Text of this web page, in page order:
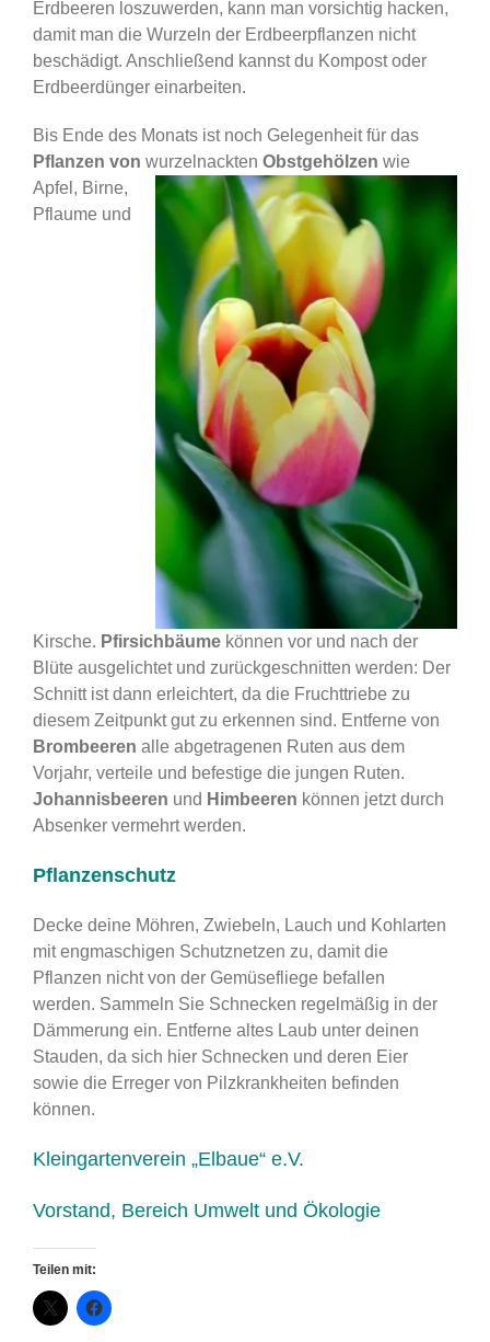
Erdbeeren loszuwerden, kann man vorsichtig hacken,
damit man die Wurzeln der Erdbeerpflanzen nicht
beschädigt. Anschließend kannst du Kompost oder
Erdbeerdünger einarbeiten.
Bis Ende des Monats ist noch Gelegenheit für das
Pflanzen von wurzelnackten Obstgehölzen wie
Apfel, Birne,
Pflaume und
Kirsche. Pfirsichbäume können vor und nach der
Blüte ausgelichtet und zurückgeschnitten werden: Der
Schnitt ist dann erleichtert, da die Fruchttriebe zu
diesem Zeitpunkt gut zu erkennen sind. Entferne von
Brombeeren alle abgetragenen Ruten aus dem
Vorjahr, verteile und befestige die jungen Ruten.
Johannisbeeren und Himbeeren können jetzt durch
Absenker vermehrt werden.
Pflanzenschutz
Decke deine Möhren, Zwiebeln, Lauch und Kohlarten
mit engmaschigen Schutznetzen zu, damit die
Pflanzen nicht von der Gemüsefliege befallen
werden. Sammeln Sie Schnecken regelmäßig in der
Dämmerung ein. Entferne altes Laub unter deinen
Stauden, da sich hier Schnecken und deren Eier
sowie die Erreger von Pilzkrankheiten befinden
können.
Kleingartenverein „Elbaue“ e.V.
Vorstand, Bereich Umwelt und Ökologie
Teilen mit: